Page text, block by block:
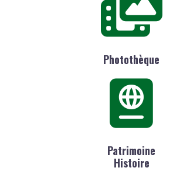
Photothèque
Patrimoine
Histoire